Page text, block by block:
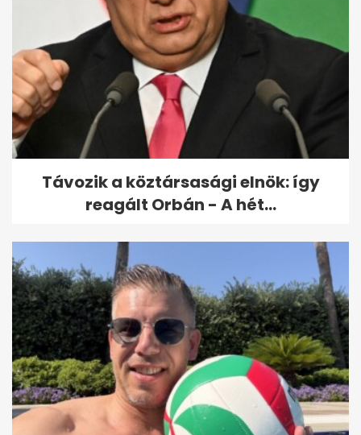
Átmeneti enyhülés után
vasárnaptól ismét erősödik a
hőség
Távozik a köztársasági elnök: így
reagált Orbán - A hét...